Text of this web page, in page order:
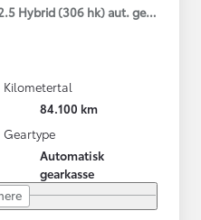
Hybrid (306 hk) aut. gear
Kilometertal
84.100 km
Geartype
Automatisk
gearkasse